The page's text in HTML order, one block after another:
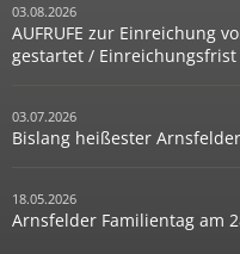
03.08.2026
AUFRUFE zur Einreichung
gestartet / Einreichungsfrist
03.07.2026
Bislang heißester
18.05.2026
Arnsfelder Familientag am